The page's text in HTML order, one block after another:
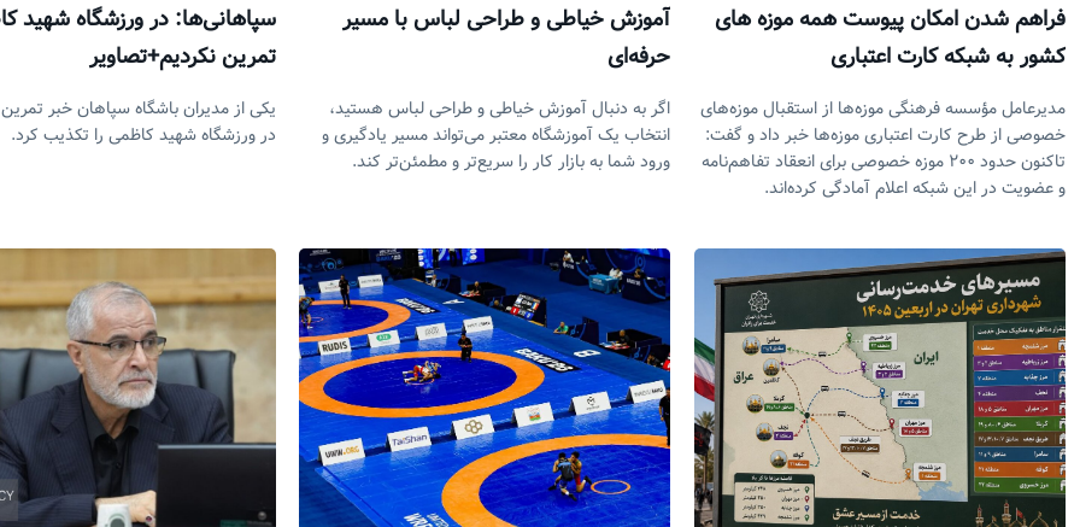
فراهم شدن امکان پیوست همه موزه های
کشور به شبکه کارت اعتباری
مدیرعامل مؤسسه فرهنگی موزه‌ها از استقبال موزه‌های
خصوصی از طرح کارت اعتباری موزه‌ها خبر داد و گفت:
تاکنون حدود ۲۰۰ موزه خصوصی برای انعقاد تفاهم‌نامه
و عضویت در این شبکه اعلام آمادگی کرده‌اند.
آموزش خیاطی و طراحی لباس با مسیر
حرفه‌ای
اگر به دنبال آموزش خیاطی و طراحی لباس هستید،
انتخاب یک آموزشگاه معتبر می‌تواند مسیر یادگیری و
ورود شما به بازار کار را سریع‌تر و مطمئن‌تر کند.
سپاهانی‌ها: در ورزشگاه شهید
تمرین نکردیم+تصاویر
یکی از مدیران باشگاه سپاهان خبر
در ورزشگاه شهید کاظمی را تکذیب کرد.